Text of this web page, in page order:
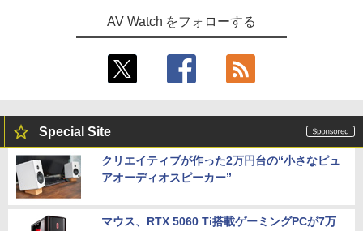
AV Watch をフォローする
Special Site
クリエイティブが作った2万円台の“小さなピュ
アオーディオスピーカー”
マウス、RTX 5060 Ti搭載ゲーミングPCが7万